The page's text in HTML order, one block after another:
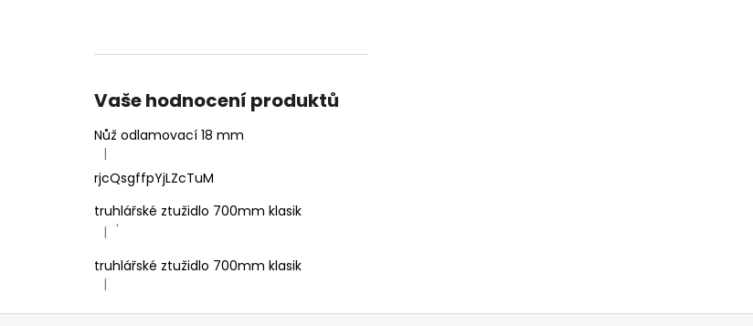
Vaše hodnocení produktů
Nůž odlamovací 18 mm
Hodnocení produktu je 4 z 5 hvězdiček.
|
rjcQsgffpYjLZcTuM
truhlářské ztužidlo 700mm klasik
Hodnocení produktu je 5 z 5 hvězdiček.
| '
truhlářské ztužidlo 700mm klasik
Hodnocení produktu je 5 z 5 hvězdiček.
|